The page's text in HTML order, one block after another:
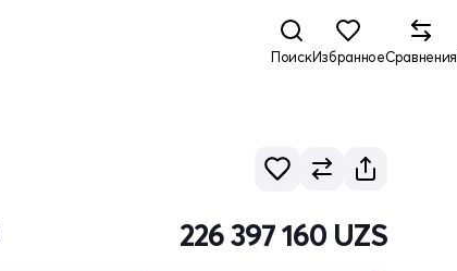
ПоискИзбранноеСравнения
226 397 160 UZS